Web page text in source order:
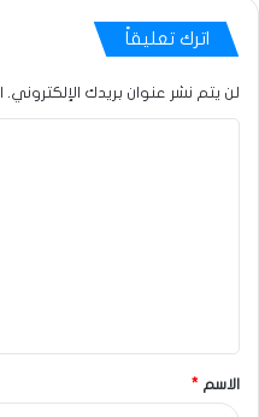
اترك تعليقاً
لن يتم نشر عنوان بريدك الإلكتروني.
الاسم *